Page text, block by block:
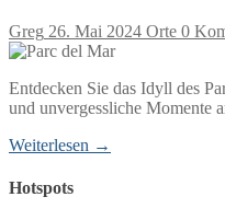
Greg 26. Mai 2024 Orte 0
Entdecken Sie das Idyll des
und unvergessliche Momente
Weiterlesen →
Hotspots